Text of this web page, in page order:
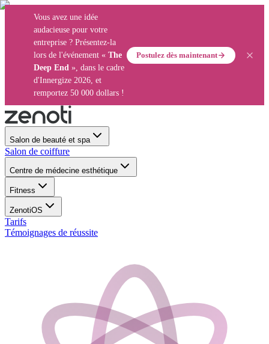
Vous avez une idée
audacieuse pour votre
entreprise ? Présentez-la
lors de l'événement « The
Deep End », dans le cadre
d'Innergize 2026, et
remportez 50 000 dollars !
Postulez dès maintenant
Salon de beauté et spa
Salon de coiffure
Centre de médecine esthétique
Fitness
ZenotiOS
Tarifs
Témoignages de réussite